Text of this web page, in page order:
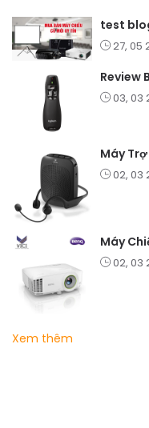
test
27, 05
03, 03
02, 03
02, 03
Xem thêm